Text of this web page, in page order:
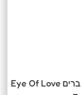
בושם לאישה בעל פירומונים לפיתוי גברים Eye Of Love